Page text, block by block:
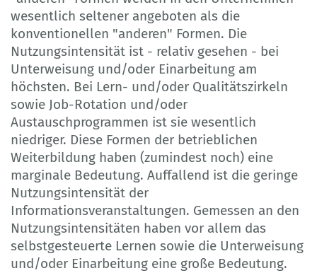
wesentlich seltener angeboten als die
konventionellen "anderen" Formen. Die
Nutzungsintensität ist - relativ gesehen - bei
Unterweisung und/oder Einarbeitung am
höchsten. Bei Lern- und/oder Qualitätszirkeln
sowie Job-Rotation und/oder
Austauschprogrammen ist sie wesentlich
niedriger. Diese Formen der betrieblichen
Weiterbildung haben (zumindest noch) eine
marginale Bedeutung. Auffallend ist die geringe
Nutzungsintensität der
Informationsveranstaltungen. Gemessen an den
Nutzungsintensitäten haben vor allem das
selbstgesteuerte Lernen sowie die Unterweisung
und/oder Einarbeitung eine große Bedeutung.